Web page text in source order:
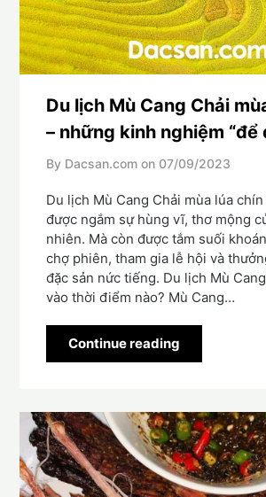
Du lịch Mù Cang Chải
– những kinh nghiệm “để
By Dacsan.com on 07/09/2023
Du lịch Mù Cang Chải mùa lúa
được ngắm sự hùng vĩ, thơ mộng
nhiên. Mà còn được tắm suối
chợ phiên, tham gia lễ hội và
đặc sản nức tiếng. Du lịch Mù
vào thời điểm nào? Mù Cang…
Continue reading